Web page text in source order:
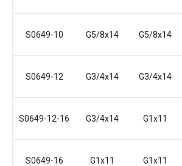
S0649-10 G5/8x14 G5/8x14
S0649-12 G3/4x14 G3/4x14
S0649-12-16 G3/4x14 G1x11
S0649-16 G1x11 G1x11